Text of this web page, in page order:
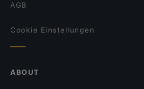
AGB
Cookie Einstellungen
ABOUT